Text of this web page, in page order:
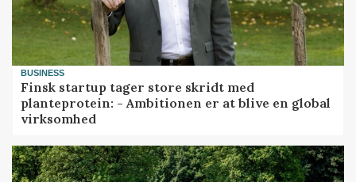
BUSINESS
Finsk startup tager store skridt med
planteprotein: - Ambitionen er at blive en global
virksomhed